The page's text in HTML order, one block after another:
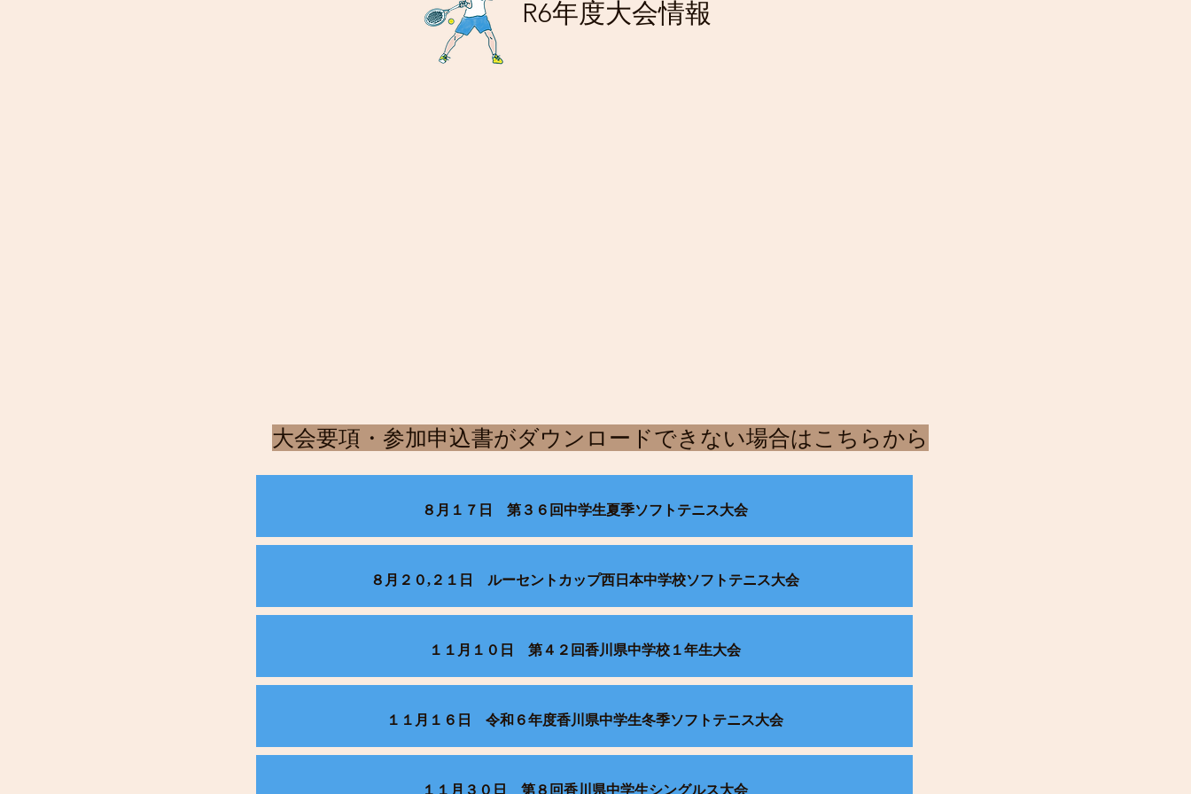
R6年度​大会情報
​大会要項・参加申込書がダウンロードできない場合はこちらから
８月１７日 第３６回中学生夏季ソフトテニス大会
８月２０,２１日 ルーセントカップ西日本中学校ソフトテニス大会
１１月１０日 第４２回香川県中学校１年生大会
１１月１６日 令和６年度香川県中学生冬季ソフトテニス大会
１１月３０日 第８回香川県中学生シングルス大会